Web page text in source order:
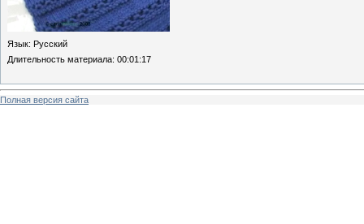
Язык: Русский
Длительность материала: 00:01:17
Полная версия сайта